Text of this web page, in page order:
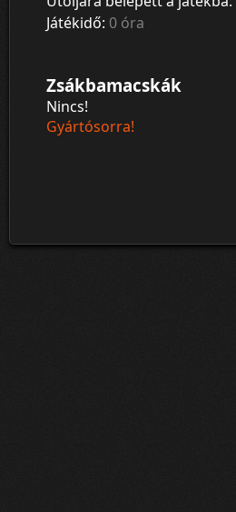
Játékidő: 0 óra
Zsákbamacskák
Nincs!
Gyártósorra!